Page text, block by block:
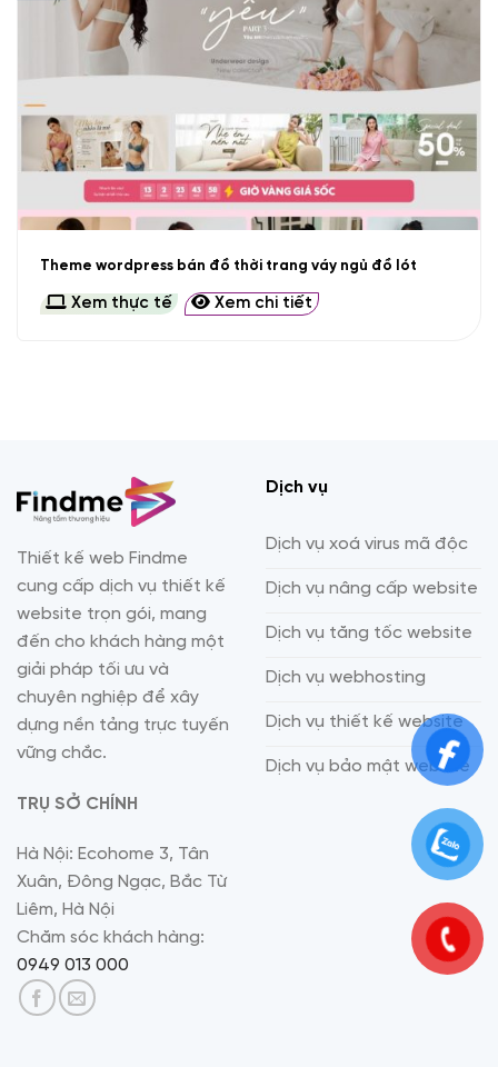
Theme wordpress bán đồ thời trang váy ngủ đồ lót
Xem thực tế Xem chi tiết
Thiết kế web Findme
cung cấp dịch vụ thiết kế
website trọn gói, mang
đến cho khách hàng một
giải pháp tối ưu và
chuyên nghiệp để xây
dựng nền tảng trực tuyến
vững chắc.
TRỤ SỞ CHÍNH
Hà Nội: Ecohome 3, Tân
Xuân, Đông Ngạc, Bắc Từ
Liêm, Hà Nội
Chăm sóc khách hàng:
0949 013 000
Dịch vụ
Dịch vụ xoá virus mã độc
Dịch vụ nâng cấp website
Dịch vụ tăng tốc website
Dịch vụ webhosting
Dịch vụ thiết kế website
Dịch vụ bảo mật website